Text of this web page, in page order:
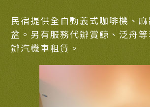
民宿提供全自動義式咖啡機、
盆。另有服務代辦賞鯨、泛舟
辦汽機車租賃。